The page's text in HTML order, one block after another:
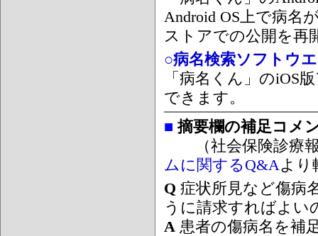
Android OS上で病名
ストアでの公開を再
○病名検索ソフトウ
「病名くん」のiOS
できます。
■ 摘要欄の補足コメ
（社会保険診療報
ムに関するQ&Aより
Q 症状所見など傷病
うに請求すればよい
A 患者の傷病名を補